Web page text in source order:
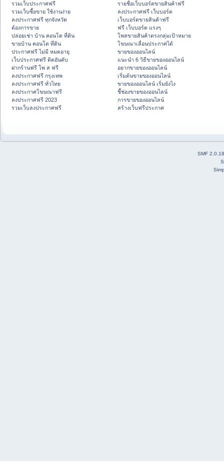
รวมเว็บประกาศฟรี
รวมเว็บซื้อขาย ใช้งานง่าย
ลงประกาศฟรี ทุกจังหวัด
ต้องการขาย
ปล่อยเช่า บ้าน คอนโด ที่ดิน
ขายบ้าน คอนโด ที่ดิน
ประกาศฟรี ไม่มี หมดอายุ
เว็บประกาศฟรี ติดอันดับ
ฝากร้านฟรี โพ ส ฟรี
ลงประกาศฟรี กรุงเทพ
ลงประกาศฟรี ทั่วไทย
ลงประกาศโฆษณาฟรี
ลงประกาศฟรี 2023
รวมเว็บลงประกาศฟรี
รายชื่อเว็บบอร์ดขายสินค้าฟรี
ลงประกาศฟรี เว็บบอร์ด
เว็บบอร์ดขายสินค้าฟรี
ฟรี เว็บบอร์ด แรงๆ
โพสขายสินค้าตรงกลุ่มเป้าหมาย
โฆษณาเลื่อนประกาศได้
ขายของออนไลน์
แนะนำ 6 วิธีขายของออนไลน์
อยากขายของออนไลน์
เริ่มต้นขายของออนไลน์
ขายของออนไลน์ เริ่มยังไง
ชี้ช่องขายของออนไลน์
การขายของออนไลน์
สร้างเว็บฟรีประกาศ
SMF 2.0.18